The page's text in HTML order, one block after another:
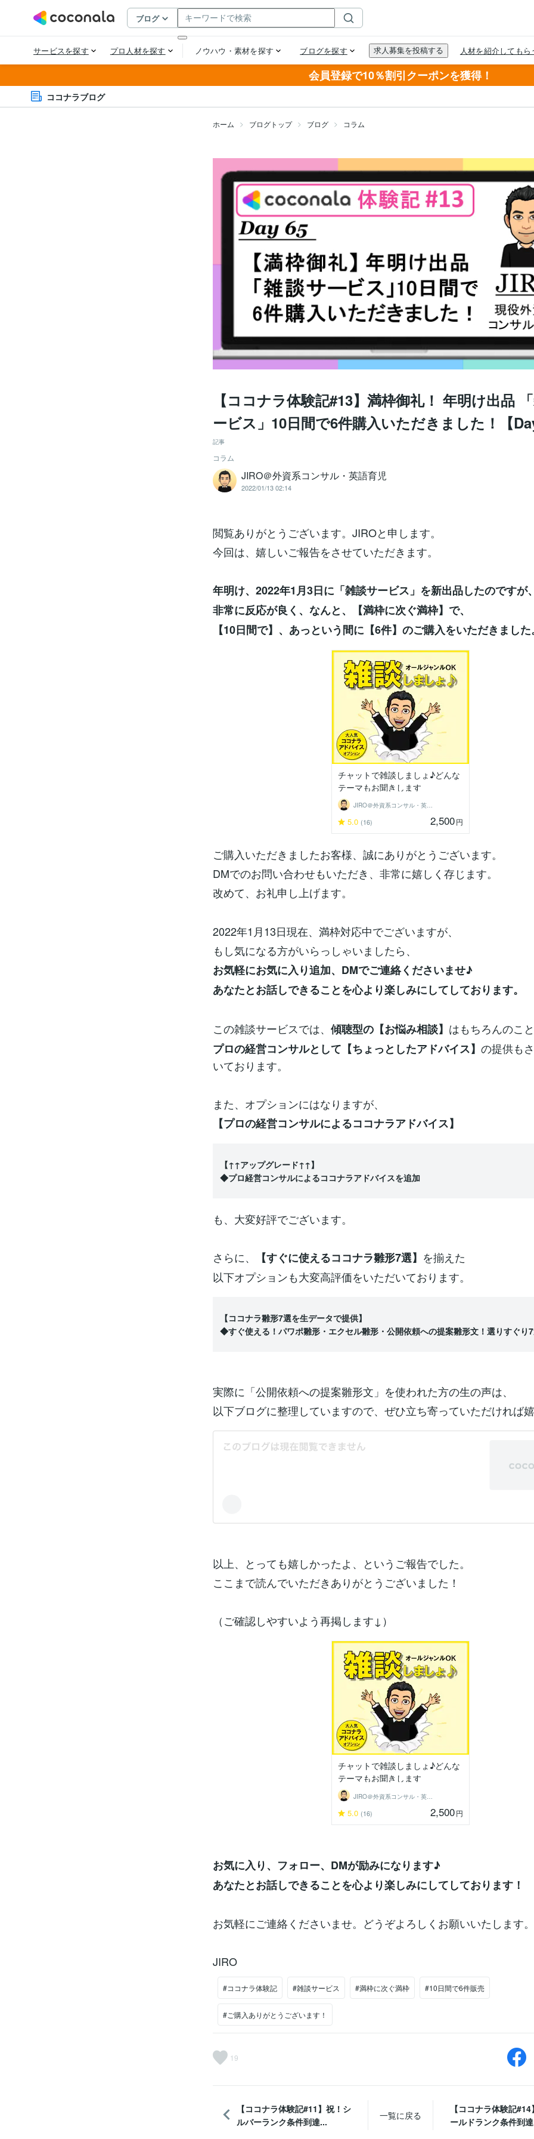
会員登録で10％割引クーポンを獲得！
ココナラブログ
ホーム ブログトップ ブログ コラム
【ココナラ体験記#13】満枠御礼！ 年明け出品
ービス」10日間で6件購入いただきました！【
記事
コラム
JIRO＠外資系コンサル・英語育児
2022/01/13 02:14
閲覧ありがとうございます。JIROと申します。
今回は、嬉しいご報告をさせていただきます。
年明け、2022年1月3日に「雑談サービス」を新出品したのですが
非常に反応が良く、なんと、【満枠に次ぐ満枠】で、
【10日間で】、あっという間に【6件】のご購入をいただきまし
チャットで雑談しましょ♪どんな
テーマもお聞きします
JIRO＠外資系コンサル・英語育児
5.0 (16) 2,500円
ご購入いただきましたお客様、誠にありがとうございます。
DMでのお問い合わせもいただき、非常に嬉しく存じます。
改めて、お礼申し上げます。
2022年1月13日現在、満枠対応中でございますが、
もし気になる方がいらっしゃいましたら、
お気軽にお気に入り追加、DMでご連絡くださいませ♪
あなたとお話しできることを心より楽しみにしてしております。
この雑談サービスでは、 傾聴型の【お悩み相談】 はもちろんのこ
プロの経営コンサルとして【ちょっとしたアドバイス】 の提供も
いております。
また、オプションにはなりますが、
【プロの経営コンサルによるココナラアドバイス】
【↑↑アップグレード↑↑】
◆プロ経営コンサルによるココナラアドバイスを追加
も、大変好評でございます。
さらに、 【すぐに使えるココナラ雛形7選】 を揃えた
以下オプションも大変高評価をいただいております。
【ココナラ雛形7選を生データで提供】
◆すぐ使える！パワポ雛形・エクセル雛形・公開依頼への提案雛形文！選りすぐり
実際に「公開依頼への提案雛形文」を使われた方の生の声は、
以下ブログに整理していますので、ぜひ立ち寄っていただければ
以上、とっても嬉しかったよ、というご報告でした。
ここまで読んでいただきありがとうございました！
（ご確認しやすいよう再掲します↓）
チャットで雑談しましょ♪どんな
テーマもお聞きします
5.0 (16) 2,500円
お気に入り、フォロー、DMが励みになります♪
あなたとお話しできることを心より楽しみにしてしております！
お気軽にご連絡くださいませ。どうぞよろしくお願いいたします。
JIRO
#ココナラ体験記 #雑談サービス #満枠に次ぐ満枠 #10日間で6件販売
#ご購入ありがとうございます！
19
【ココナラ体験記#11】祝！シ
ルバーランク条件到達...
一覧に戻る
【ココナラ体験記
ールドランク条件到